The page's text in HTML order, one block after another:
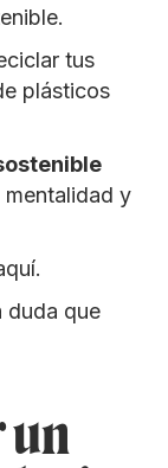
tus
plásticos
y
duda que
un